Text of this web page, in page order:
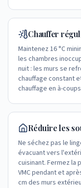
Chauffer
Maintenez 16 °C
les chambres
nuit : les murs se
chauffage constant
chauffage en à-
Réduire les
Ne séchez pas le
évacuant vers
cuisinant. Fermez la
VMC pendant et
cm des murs